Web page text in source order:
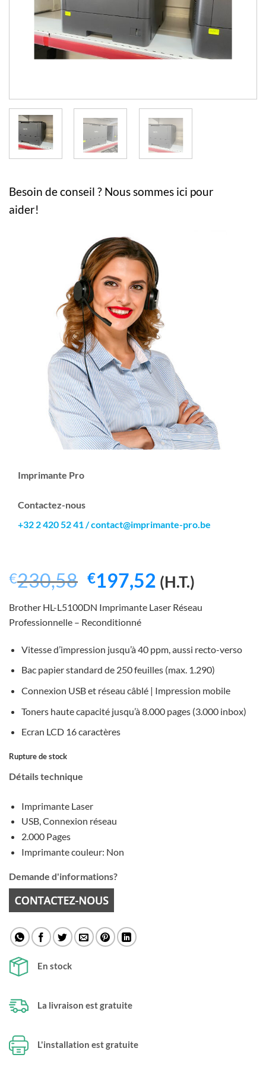
Besoin de conseil ? Nous sommes ici pour
aider!
Imprimante Pro
Contactez-nous
+32 2 420 52 41/contact@imprimante-pro.be
€230,58 Le
prix
initial
€230,58.
€197,52Le
prix
actuel
€197,52.
(H.T.)
Brother HL-L5100DN Imprimante Laser Réseau
Professionnelle – Reconditionné
Vitesse d’impression jusqu’à 40 ppm, aussi recto-verso
Bac papier standard de 250 feuilles (max. 1.290)
Connexion USB et réseau câblé | Impression mobile
Toners haute capacité jusqu’à 8.000 pages (3.000 inbox)
Ecran LCD 16 caractères
Rupture de stock
Détails technique
Imprimante Laser
USB, Connexion réseau
2.000 Pages
Imprimante couleur: Non
Demande d'informations?
En stock
La livraison est gratuite
L'installation est gratuite